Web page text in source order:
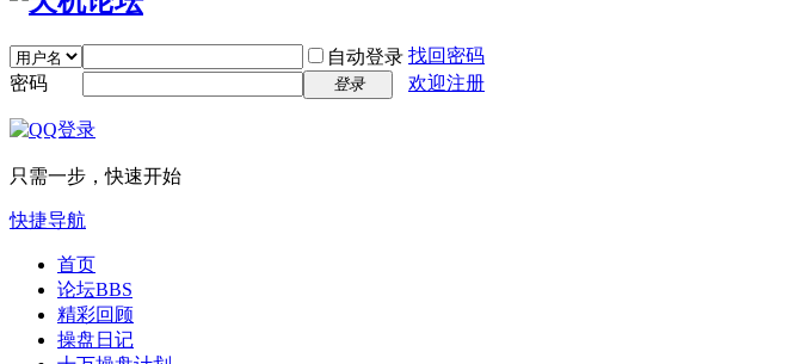
自动登录 找回密码
密码
登录 欢迎注册
只需一步，快速开始
快捷导航
首页
论坛BBS
精彩回顾
操盘日记